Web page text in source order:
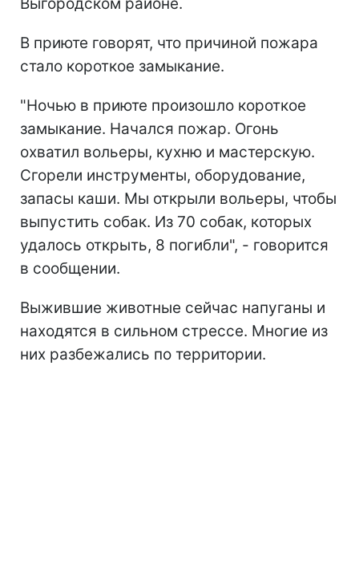
В приюте говорят, что причиной пожара
стало короткое замыкание.
"Ночью в приюте произошло короткое
замыкание. Начался пожар. Огонь
охватил вольеры, кухню и мастерскую.
Сгорели инструменты, оборудование,
запасы каши. Мы открыли вольеры, чтобы
выпустить собак. Из 70 собак, которых
удалось открыть, 8 погибли", - говорится
в сообщении.
Выжившие животные сейчас напуганы и
находятся в сильном стрессе. Многие из
них разбежались по территории.